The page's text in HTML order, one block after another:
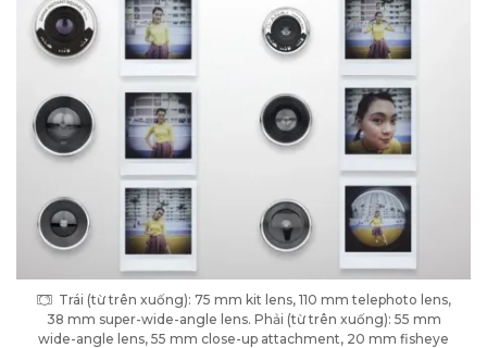
Trái (từ trên xuống): 75 mm kit lens, 110 mm telephoto lens,
38 mm super-wide-angle lens. Phải (từ trên xuống): 55 mm
wide-angle lens, 55 mm close-up attachment, 20 mm fisheye